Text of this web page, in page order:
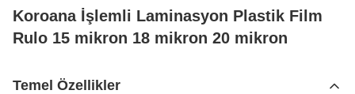
Koroana İşlemli Laminasyon Plastik Film
Rulo 15 mikron 18 mikron 20 mikron
Temel Özellikler